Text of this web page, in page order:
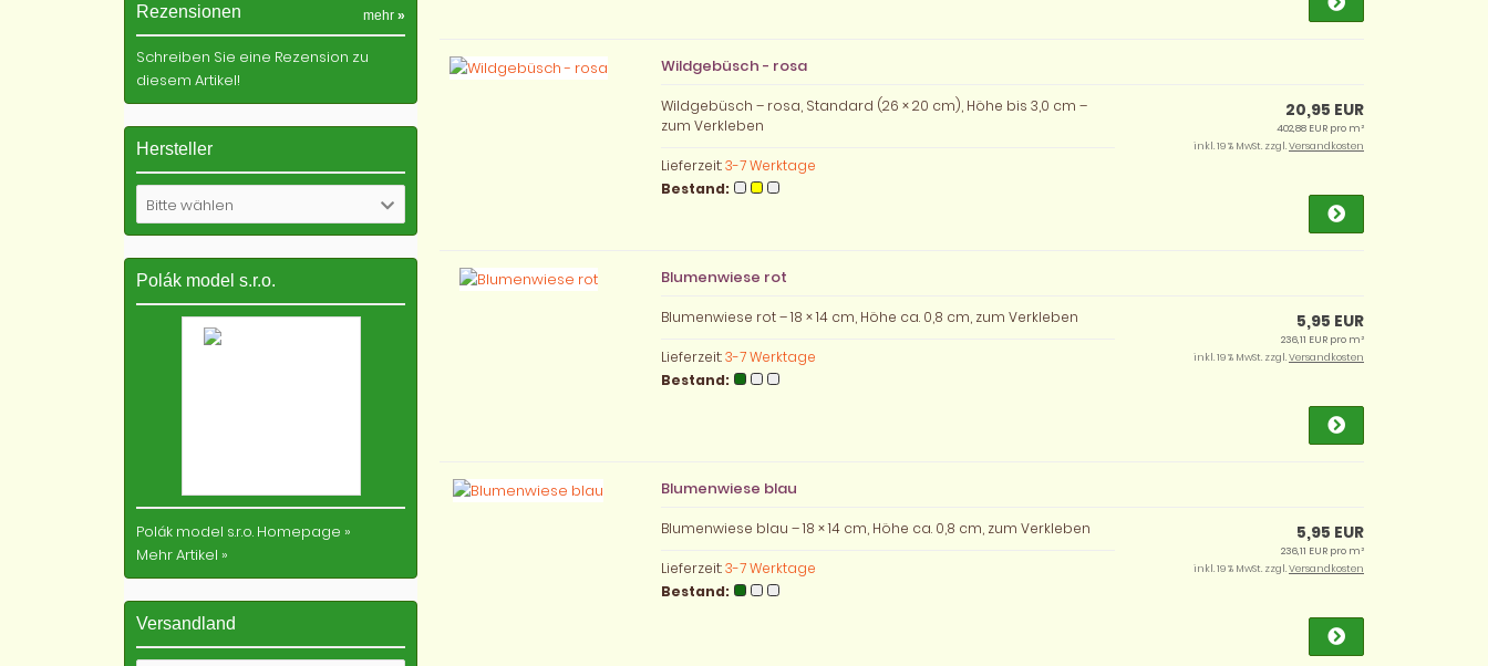
Wildgebüsch - rosa
Wildgebüsch – rosa, Standard (26 × 20 cm), Höhe bis 3,0 cm –
zum Verkleben
Lieferzeit:3-7 Werktage
Bestand:
20,95 EUR
402,88 EUR pro m²
inkl. 19 % MwSt. zzgl.Versandkosten
Blumenwiese rot
Blumenwiese rot – 18 × 14 cm, Höhe ca. 0,8 cm, zum Verkleben
Lieferzeit:3-7 Werktage
Bestand:
5,95 EUR
236,11 EUR pro m²
inkl. 19 % MwSt. zzgl.Versandkosten
Blumenwiese blau
Blumenwiese blau – 18 × 14 cm, Höhe ca. 0,8 cm, zum Verkleben
Lieferzeit:3-7 Werktage
Bestand:
5,95 EUR
236,11 EUR pro m²
inkl. 19 % MwSt. zzgl.Versandkosten
Rezensionen mehr »
Schreiben Sie eine Rezension zu
diesem Artikel!
Hersteller
Bitte wählen
Polák model s.r.o.
Polák model s.r.o. Homepage »
Mehr Artikel »
Versandland